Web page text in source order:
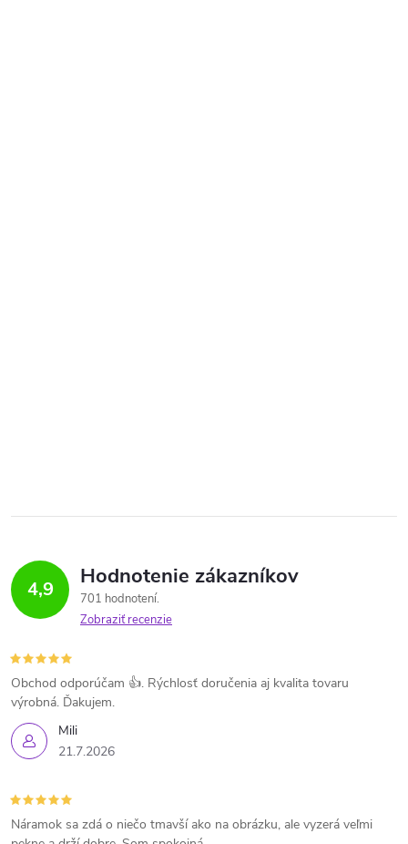
4,9 Hodnotenie zákazníkov
701 hodnotení
Zobraziť recenzie
Mili
21.7.2026
Obchod odporúčam 👍. Rýchlosť doručenia aj kvalita tovaru
výrobná. Ďakujem.
Náramok sa zdá o niečo tmavší ako na obrázku, ale vyzerá veľmi